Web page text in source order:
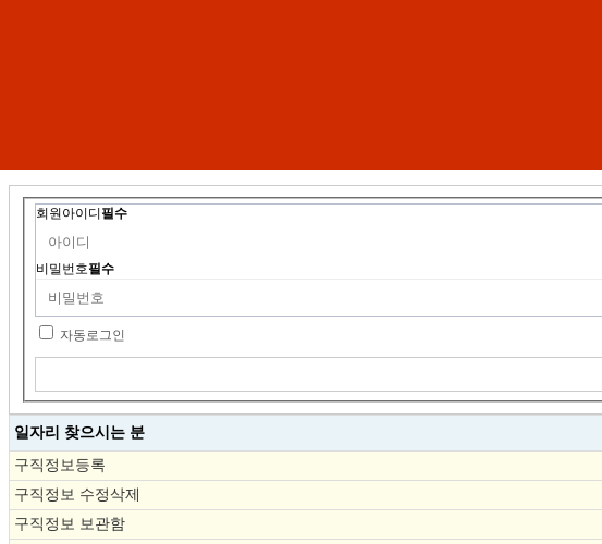
회원아이디 필수
비밀번호필수
자동로그인
일자리 찾으시는 분
구직정보등록
구직정보 수정삭제
구직정보 보관함